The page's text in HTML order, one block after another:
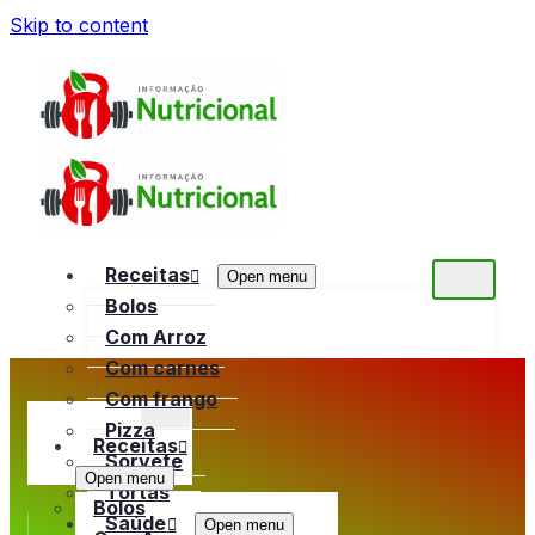
Skip to content
Receitas Open menu
Bolos
Com Arroz
Com carnes
Com frango
Pizza
Sorvete
Tortas
Saúde
Open menu
Receitas
Open menu
Bolos